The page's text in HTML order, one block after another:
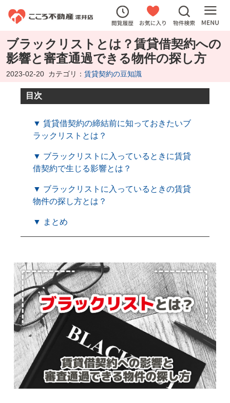
ブラックリストとは？賃貸借契約への
影響と審査通過できる物件の探し方
2023-02-20 カテゴリ： 賃貸契約の豆知識
目次
▼ 賃貸借契約の締結前に知っておきたいブ
ラックリストとは？
▼ ブラックリストに入っているときに賃貸
借契約で生じる影響とは？
▼ ブラックリストに入っているときの賃貸
物件の探し方とは？
▼ まとめ